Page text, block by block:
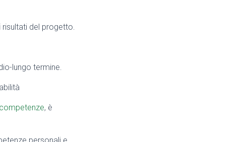
i risultati del progetto.
lungo termine.
, è